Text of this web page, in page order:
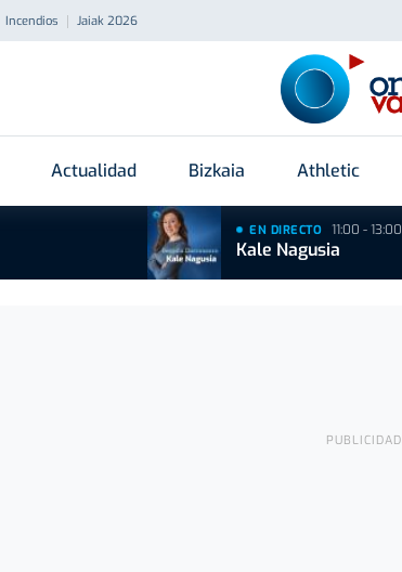
Incendios Jaiak 2026
Actualidad Bizkaia Athletic
EN DIRECTO 11:00 - 13:00
Kale Nagusia